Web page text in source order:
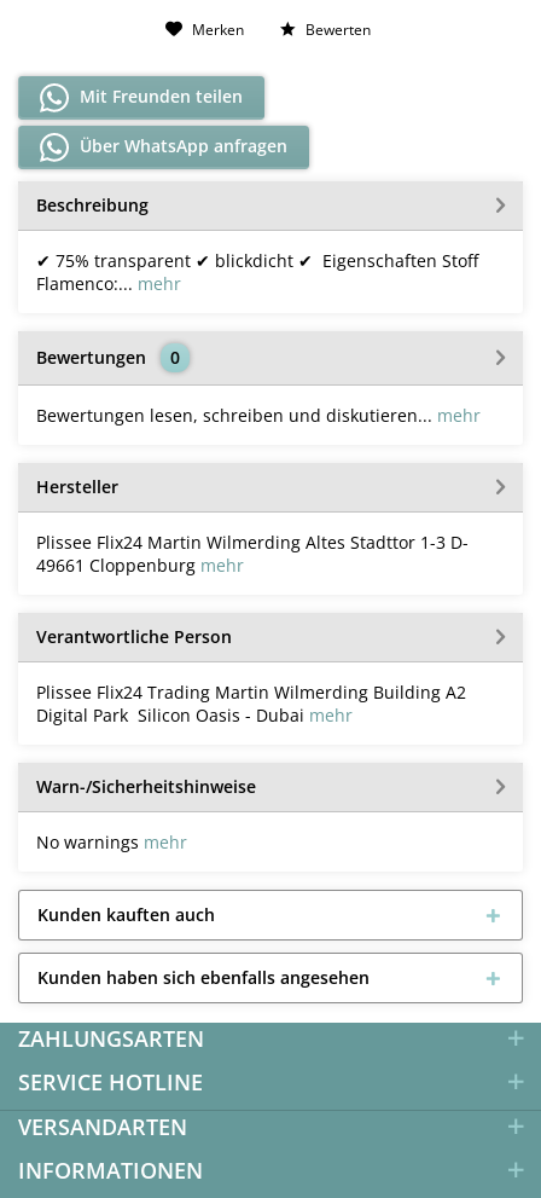
Merken Bewerten
Mit Freunden teilen
Über WhatsApp anfragen
Beschreibung
✔ 75% transparent ✔ blickdicht ✔ Eigenschaften Stoff
Flamenco:... mehr
Bewertungen 0
Bewertungen lesen, schreiben und diskutieren... mehr
Hersteller
Plissee Flix24 Martin Wilmerding Altes Stadttor 1-3 D-
49661 Cloppenburg mehr
Verantwortliche Person
Plissee Flix24 Trading Martin Wilmerding Building A2
Digital Park Silicon Oasis - Dubai mehr
Warn-/Sicherheitshinweise
No warnings mehr
Kunden kauften auch
Kunden haben sich ebenfalls angesehen
ZAHLUNGSARTEN
SERVICE HOTLINE
VERSANDARTEN
INFORMATIONEN